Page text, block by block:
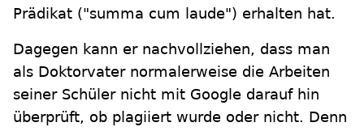
Prädikat ("summa cum laude") erhalten hat.
Dagegen kann er nachvollziehen, dass man
als Doktorvater normalerweise die Arbeiten
seiner Schüler nicht mit Google darauf hin
überprüft, ob plagiiert wurde oder nicht. Denn